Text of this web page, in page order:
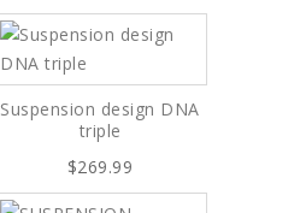
Suspension design DNA
triple
$269.99